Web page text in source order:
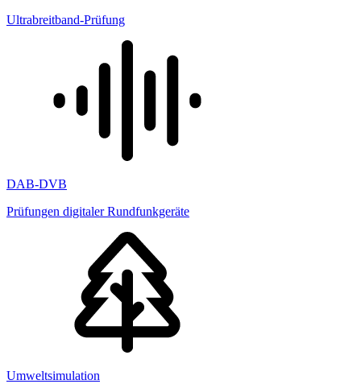
Ultrabreitband-Prüfung
DAB-DVB
Prüfungen digitaler Rundfunkgeräte
Umweltsimulation